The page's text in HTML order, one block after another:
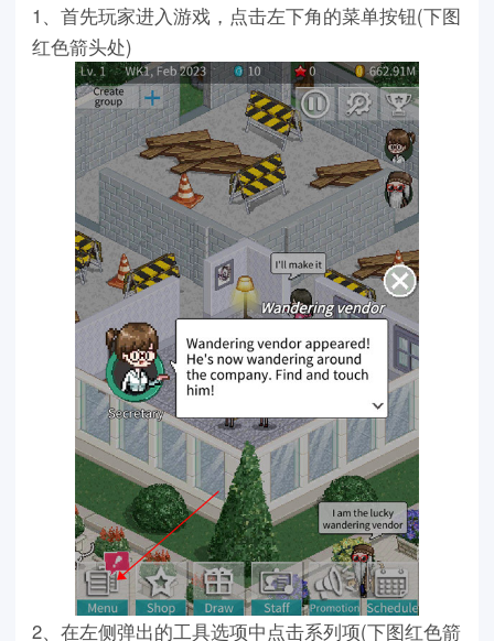
1、首先玩家进入游戏，点击左下角的菜单按钮(下图
红色箭头处)
2、在左侧弹出的工具选项中点击系列项(下图红色箭